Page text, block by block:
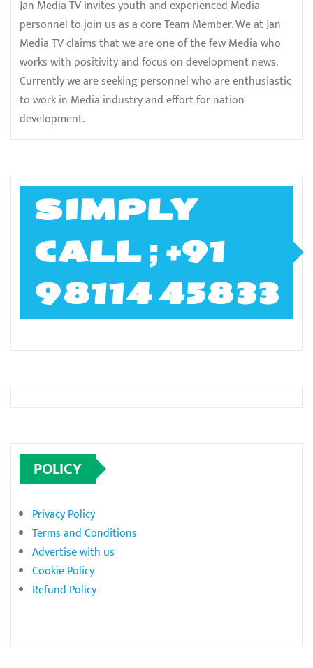
Jan Media TV invites youth and experienced Media
personnel to join us as a core Team Member. We at Jan
Media TV claims that we are one of the few Media who
works with positivity and focus on development news.
Currently we are seeking personnel who are enthusiastic
to work in Media industry and effort for nation
development.
SIMPLY
CALL ; +91
98114 45833
POLICY
Privacy Policy
Terms and Conditions
Advertise with us
Cookie Policy
Refund Policy